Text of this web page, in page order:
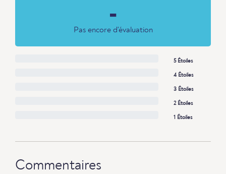
-
Pas encore d'évaluation
5 Étoiles
4 Étoiles
3 Étoiles
2 Étoiles
1 Étoiles
Commentaires